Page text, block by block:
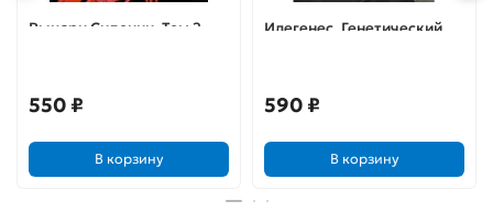
Рыцари Сидонии. Том 2
550 ₽
В корзину
Илегенес. Генетический
590 ₽
В корзину